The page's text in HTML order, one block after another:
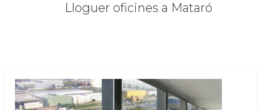
Lloguer oficines a Mataró